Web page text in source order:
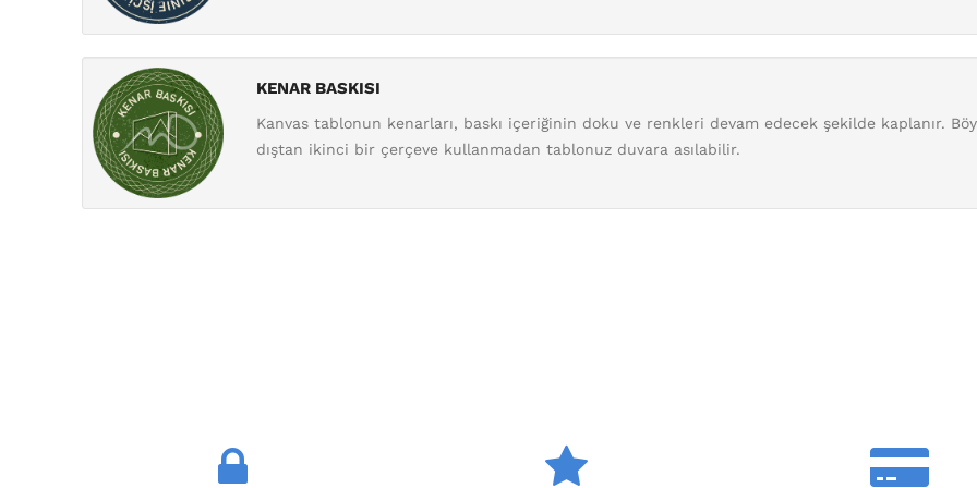
KENAR BASKISI
Kanvas tablonun kenarları, baskı içeriğinin doku ve renkleri devam edecek şekilde kaplanır.
dıştan ikinci bir çerçeve kullanmadan tablonuz duvara asılabilir.